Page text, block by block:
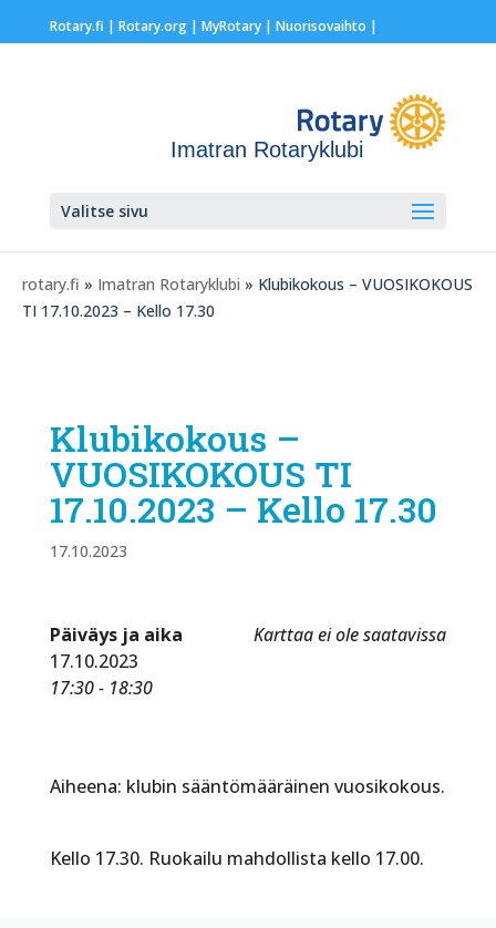
Rotary.fi | Rotary.org| MyRotary | Nuorisovaihto |
Imatran Rotaryklubi
Valitse sivu
rotary.fi » Imatran Rotaryklubi » Klubikokous – VUOSIKOKOUS
TI 17.10.2023 – Kello 17.30
Klubikokous –
VUOSIKOKOUS TI
17.10.2023 – Kello 17.30
17.10.2023
Karttaa ei ole saatavissa
Päiväys ja aika
17.10.2023
17:30 - 18:30
Aiheena: klubin sääntömääräinen vuosikokous.
Kello 17.30. Ruokailu mahdollista kello 17.00.